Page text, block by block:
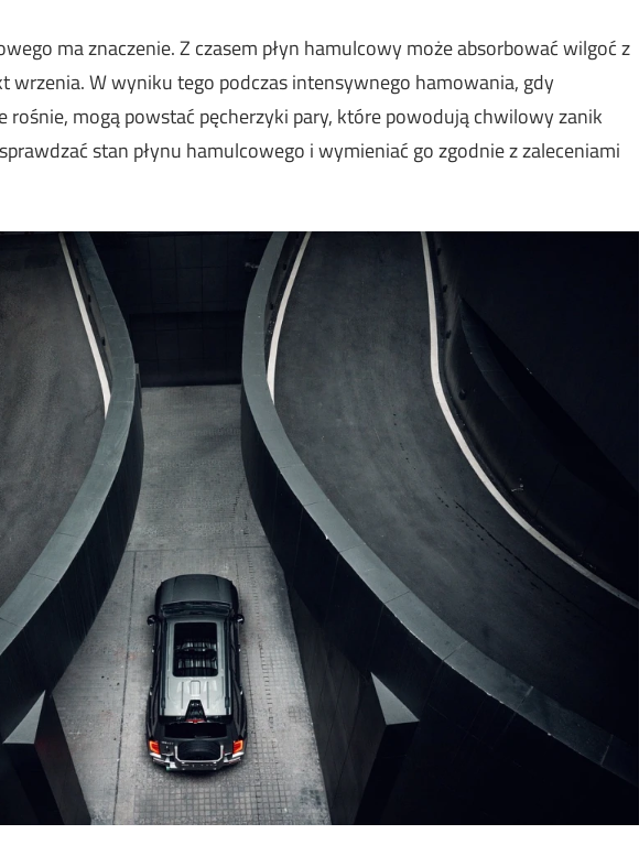
ma znaczenie. Z czasem płyn hamulcowy może absorbować wilgoć z
wrzenia. W wyniku tego podczas intensywnego hamowania, gdy
rośnie, mogą powstać pęcherzyki pary, które powodują chwilowy zanik
stan płynu hamulcowego i wymieniać go zgodnie z zaleceniami